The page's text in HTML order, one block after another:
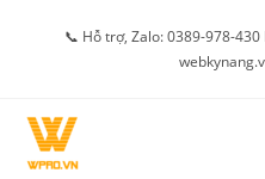
📞 Hỗ trợ, Zalo: 0389-978-